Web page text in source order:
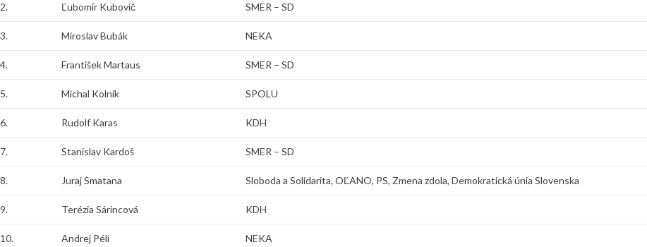
2. Ľubomír Kubovič SMER – SD
3. Miroslav Bubák NEKA
4. František Martaus SMER – SD
5. Michal Kolník SPOLU
6. Rudolf Karas KDH
7. Stanislav Kardoš SMER – SD
8. Juraj Smatana Sloboda a Solidarita, OĽANO, PS, Zmena zdola, Demokratická únia Slovenska
9. Terézia Sárincová KDH
10. Andrej Péli NEKA